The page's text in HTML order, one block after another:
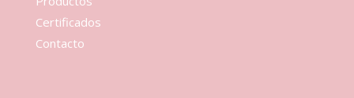
Certificados
Contacto